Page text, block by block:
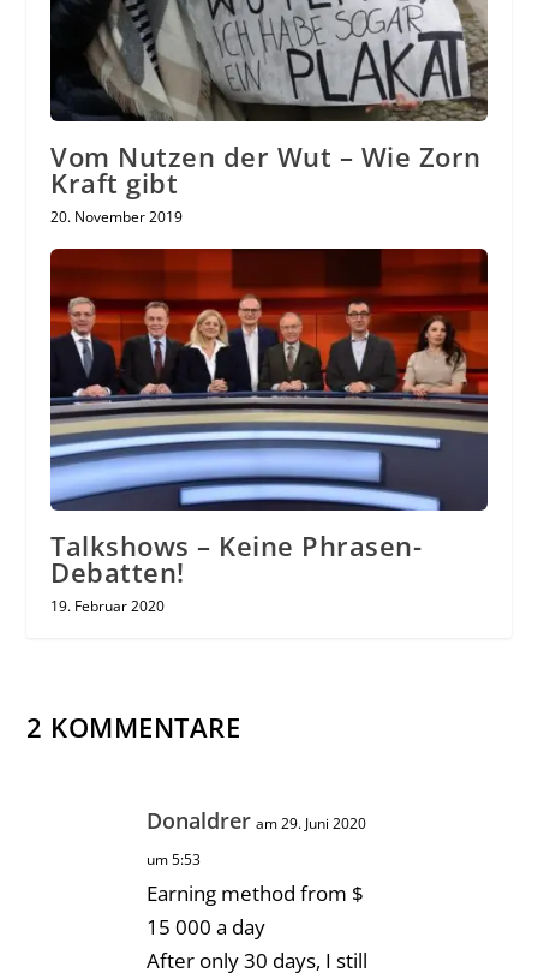
Vom Nutzen der Wut – Wie Zorn
Kraft gibt
20. November 2019
Talkshows – Keine Phrasen-
Debatten!
19. Februar 2020
2 KOMMENTARE
Donaldrer am 29. Juni 2020
um 5:53
Earning method from $
15 000 a day
After only 30 days, I still